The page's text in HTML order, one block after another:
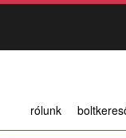
rólunk